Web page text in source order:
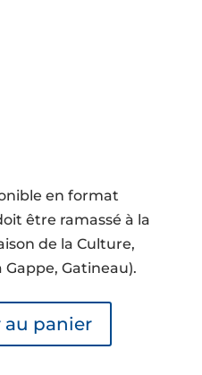
en format
être ramassé à la
de la Culture,
Gappe, Gatineau).
panier